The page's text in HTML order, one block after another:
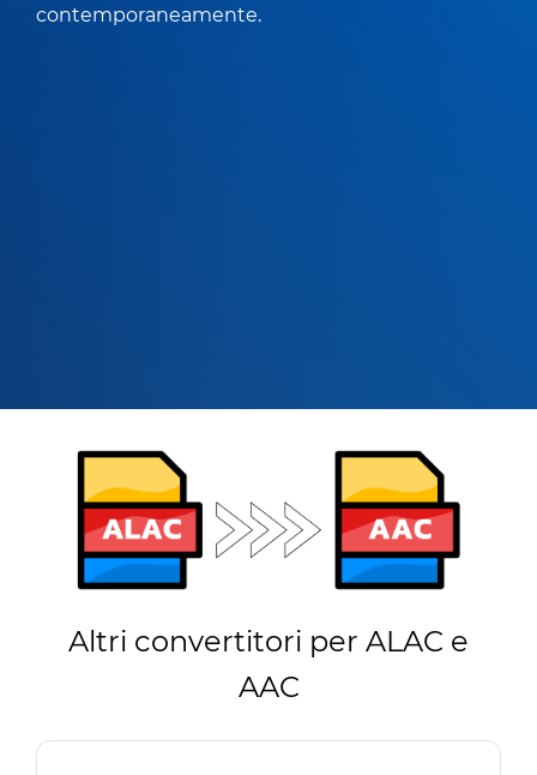
contemporaneamente.
Altri convertitori per ALAC e
AAC